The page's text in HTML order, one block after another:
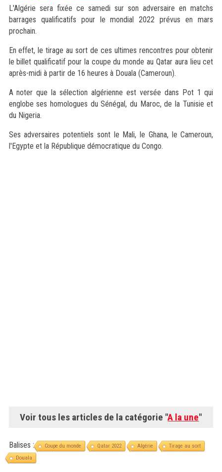
L'Algérie sera fixée ce samedi sur son adversaire en matchs
barrages qualificatifs pour le mondial 2022 prévus en mars
prochain.
En effet, le tirage au sort de ces ultimes rencontres pour obtenir
le billet qualificatif pour la coupe du monde au Qatar aura lieu cet
après-midi à partir de 16 heures à Douala (Cameroun).
A noter que la sélection algérienne est versée dans Pot 1 qui
englobe ses homologues du Sénégal, du Maroc, de la Tunisie et
du Nigeria.
Ses adversaires potentiels sont le Mali, le Ghana, le Cameroun,
l'Egypte et la République démocratique du Congo.
Voir tous les articles de la catégorie "A la une"
Balises : Coupe du monde Qatar 2022 Algérie
Tirage au sort
Douala